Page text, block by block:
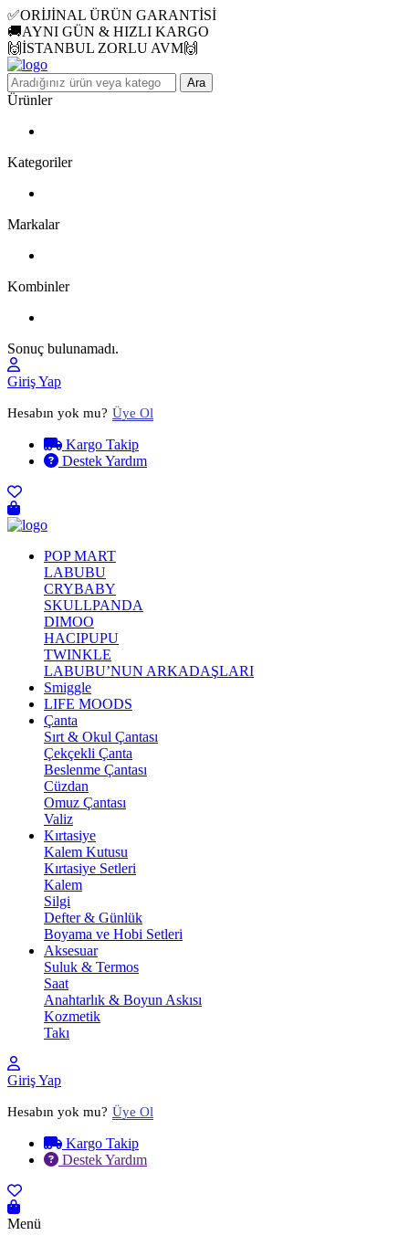
✅ORİJİNAL ÜRÜN GARANTİSİ
🚚AYNI GÜN & HIZLI KARGO
🙌İSTANBUL ZORLU AVM🙌
Ara
Ürünler
Kategoriler
Markalar
Kombinler
Sonuç bulunamadı.
Giriş Yap
Hesabın yok mu? Üye Ol
Kargo Takip
Destek Yardım
POP MART
LABUBU
CRYBABY
SKULLPANDA
DIMOO
HACIPUPU
TWINKLE
LABUBU’NUN ARKADAŞLARI
Smiggle
LIFE MOODS
Çanta
Sırt & Okul Çantası
Çekçekli Çanta
Beslenme Çantası
Cüzdan
Omuz Çantası
Valiz
Kırtasiye
Kalem Kutusu
Kırtasiye Setleri
Kalem
Silgi
Defter & Günlük
Boyama ve Hobi Setleri
Aksesuar
Suluk & Termos
Saat
Anahtarlık & Boyun Askısı
Kozmetik
Takı
Giriş Yap
Hesabın yok mu? Üye Ol
Kargo Takip
Destek Yardım
Menü